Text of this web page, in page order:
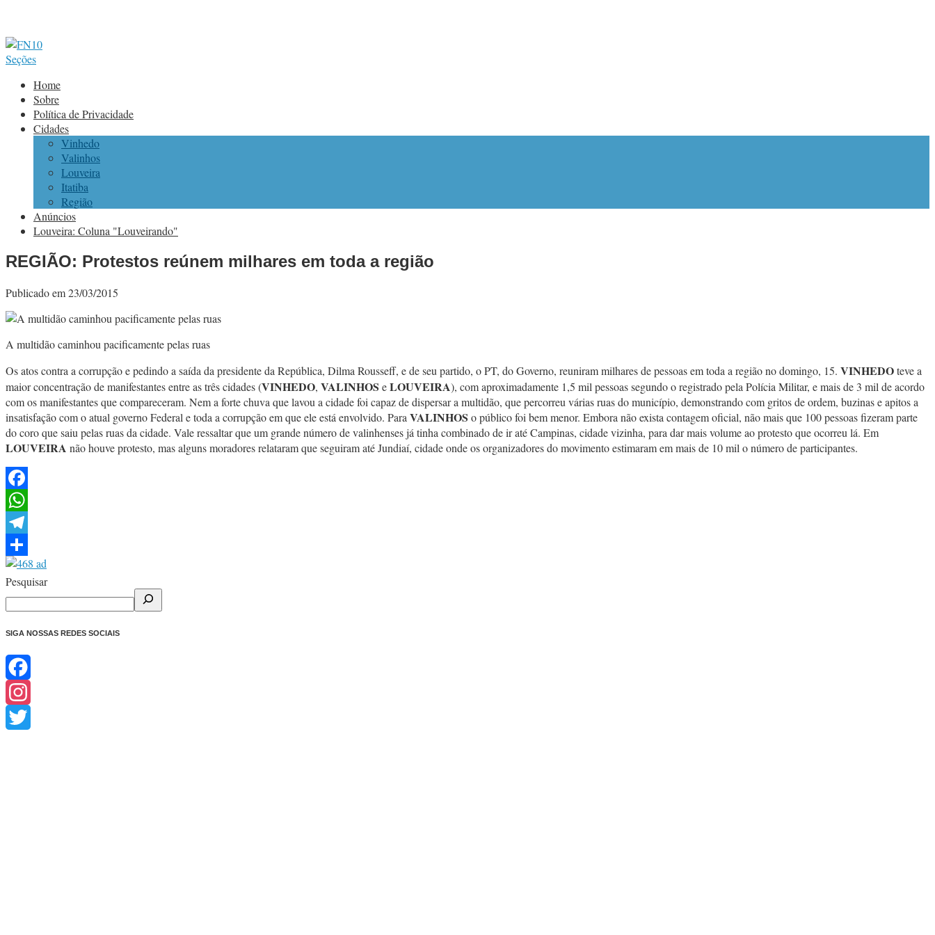
Seções
Home
Sobre
Política de Privacidade
Cidades
Vinhedo
Valinhos
Louveira
Itatiba
Região
Anúncios
Louveira: Coluna "Louveirando"
REGIÃO: Protestos reúnem milhares em toda a região
Publicado em 23/03/2015
A multidão caminhou pacificamente pelas ruas
Os atos contra a corrupção e pedindo a saída da presidente da República, Dilma Rousseff, e de seu partido, o PT, do Governo, reuniram milhares de pessoas em toda a região no domingo, 15. VINHEDOteve a
maior concentração de manifestantes entre as três cidades (VINHEDO, VALINHOS eLOUVEIRA), com aproximadamente 1,5 mil pessoas segundo o registrado pela Polícia Militar, e mais de 3 mil de acordo
com os manifestantes que compareceram. Nem a forte chuva que lavou a cidade foi capaz de dispersar a multidão, que percorreu várias ruas do município, demonstrando com gritos de ordem, buzinas e apitos a
insatisfação com o atual governo Federal e toda a corrupção em que ele está envolvido. Para VALINHOS o público foi bem menor. Embora não exista contagem oficial, não mais que 100 pessoas fizeram parte
do coro que saiu pelas ruas da cidade. Vale ressaltar que um grande número de valinhenses já tinha combinado de ir até Campinas, cidade vizinha, para dar mais volume ao protesto que ocorreu lá. Em
LOUVEIRA não houve protesto, mas alguns moradores relataram que seguiram até Jundiaí, cidade onde os organizadores do movimento estimaram em mais de 10 mil o número de participantes.
Facebook
WhatsApp
Telegram
Share
Pesquisar
SIGA NOSSAS REDES SOCIAIS
Facebook
Instagram